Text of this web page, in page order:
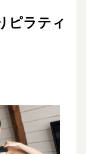
ピラティ